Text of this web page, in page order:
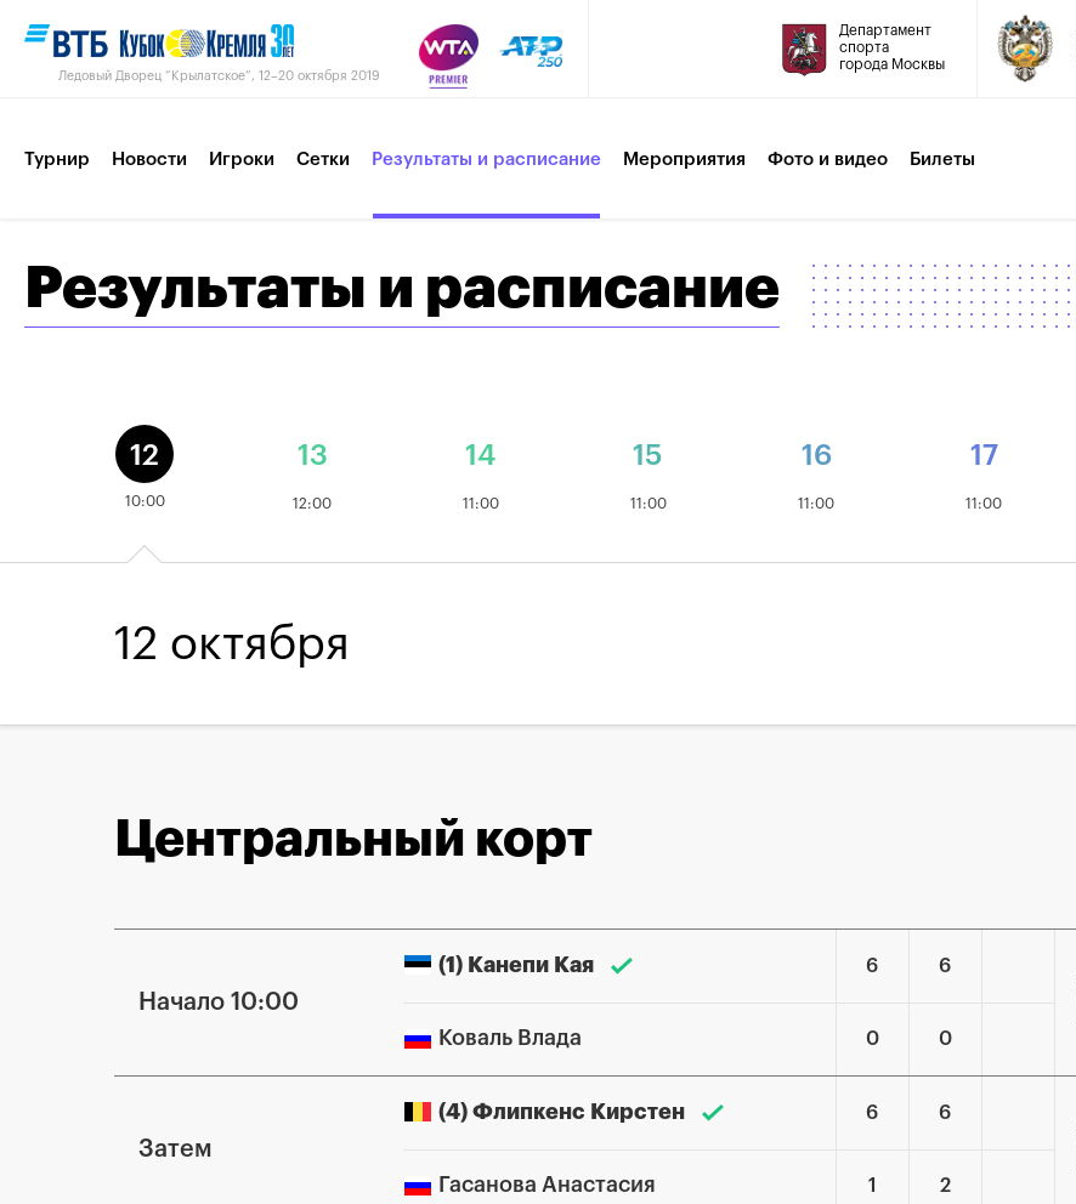
Ледовый Дворец “Крылатское”, 12–20 октября 2019
Департамент
спорта
города Москвы
Турнир Новости Игроки Сетки Результаты и расписание Мероприятия Фото и видео Билеты
Пресс-центр Партнеры Контакты Турнир 2018
Результаты и расписание
12
10:00
13
12:00
14
11:00
15
11:00
16
11:00
17
11:00
12 октября
Центральный корт
Начало 10:00
(1) Канепи Кая
Коваль Влада
6 6
0 0
Затем
(4) Флипкенс Кирстен
Гасанова Анастасия
6 6
1 2